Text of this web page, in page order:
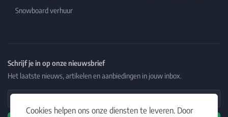
Cookies helpen ons onze diensten te leveren. Door
Snowboard verhuur
Schrijf je in op onze nieuwsbrief
Het laatste nieuws, artikelen en aanbiedingen in jouw inbox.
Email Address